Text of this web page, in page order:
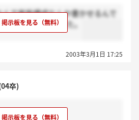
んで家族構成なんか書かせるんで
ゃという感じでした。
2003年3月1日 17:25
卒)